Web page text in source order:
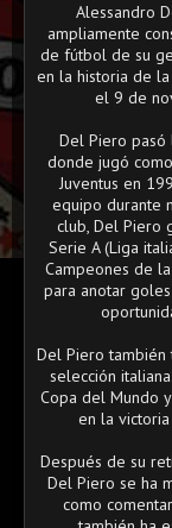
Alessandro
ampliamente
de fútbol de su
en la historia de
el 9 de
Del Piero pasó
donde jugó
Juventus en
equipo durante
club, Del Piero
Serie A (Liga
Campeones de
para anotar
Del Piero también
selección
Copa del Mundo
en la
Después de su
Del Piero se ha
como